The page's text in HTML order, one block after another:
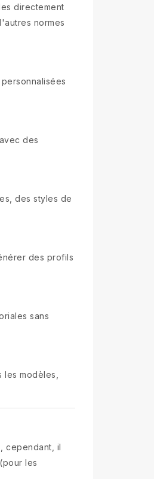
directement
normes
des
des styles de
des profils
sans
modèles,
, cependant, il
(pour les